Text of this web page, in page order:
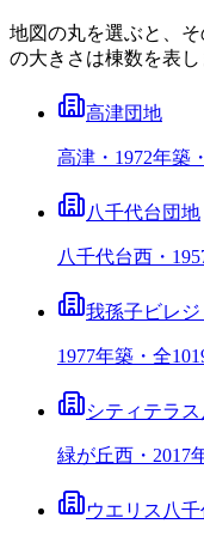
地図の丸を選ぶと、
の大きさは棟数を表し
高津団地
高津・1972年築
八千代台団地
八千代台西・
我孫子ビレ
1977年築・全
シティテラ
緑が丘西・2017
ウエリス八千